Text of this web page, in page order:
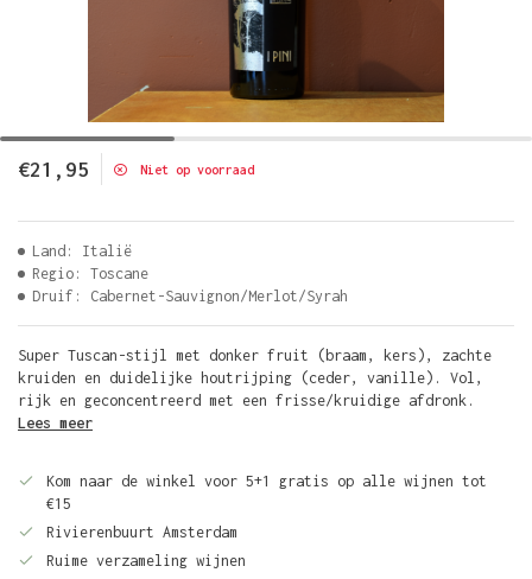
€21,95 Niet op voorraad
Land: Italië
Regio: Toscane
Druif: Cabernet-Sauvignon/Merlot/Syrah
Super Tuscan-stijl met donker fruit (braam, kers), zachte
kruiden en duidelijke houtrijping (ceder, vanille). Vol,
rijk en geconcentreerd met een frisse/kruidige afdronk.
Lees meer
Kom naar de winkel voor 5+1 gratis op alle wijnen tot
€15
Rivierenbuurt Amsterdam
Ruime verzameling wijnen